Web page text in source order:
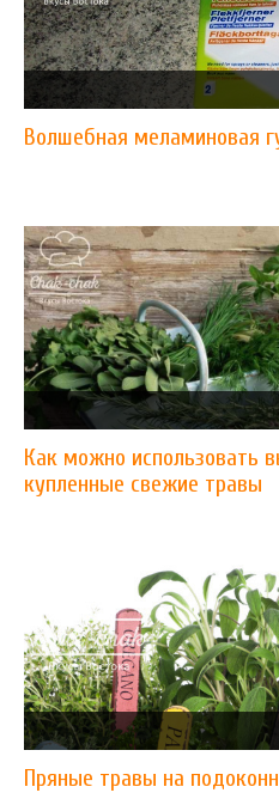
Волшебная меламиновая
Как можно использовать
купленные свежие травы
Пряные травы на